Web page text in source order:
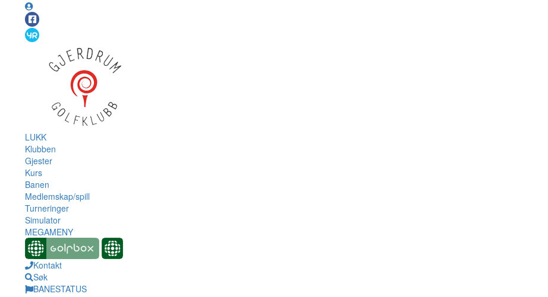
LUKK
Klubben
Gjester
Kurs
Banen
Medlemskap/spill
Turneringer
Simulator
MEGAMENY
Kontakt
Søk
BANESTATUS